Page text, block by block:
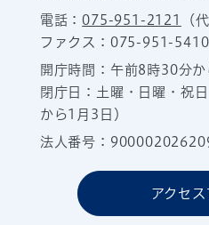
電話：075-951-2121
（
ファクス：075-951-5410
開庁時間：午前8時30分
閉庁日：土曜・日曜・祝
から1月3日）
法人番号：
アクセ